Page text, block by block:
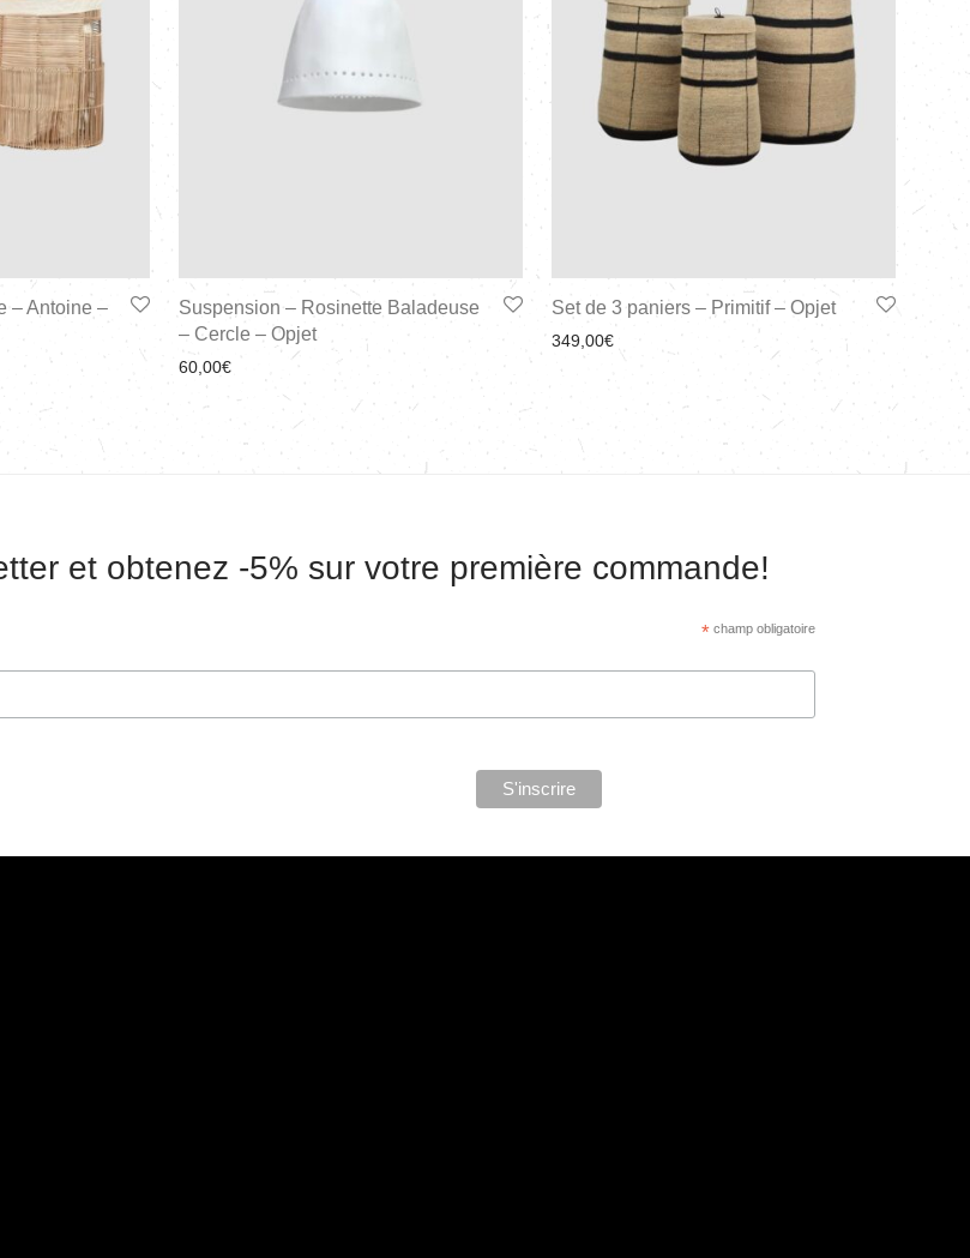
– Antoine –
Suspension – Rosinette Baladeuse
– Cercle – Opjet
60,00€
Set de 3 paniers – Primitif – Opjet
349,00€
et obtenez -5% sur votre première commande!
*champ obligatoire